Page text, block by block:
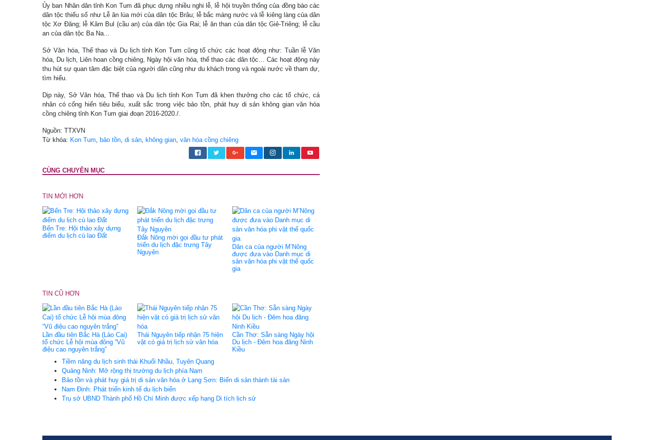
Ủy ban Nhân dân tỉnh Kon Tum đã phục dựng nhiều nghi lễ, lễ hội truyền thống của đồng bào các
dân tộc thiểu số như Lễ ăn lúa mới của dân tộc Brâu; lễ bắc máng nước và lễ kiêng làng của dân
tộc Xơ Đăng; lễ Kâm Bul (cầu an) của dân tộc Gia Rai; lễ ăn than của dân tộc Giẻ-Triêng; lễ cầu
an của dân tộc Ba Na...
Sở Văn hóa, Thể thao và Du lịch tỉnh Kon Tum cũng tổ chức các hoạt động như: Tuần lễ Văn
hóa, Du lịch, Liên hoan cồng chiêng, Ngày hội văn hóa, thể thao các dân tộc… Các hoạt động này
thu hút sự quan tâm đặc biệt của người dân cũng như du khách trong và ngoài nước về tham dự,
tìm hiểu.
Dịp này, Sở Văn hóa, Thể thao và Du lịch tỉnh Kon Tum đã khen thưởng cho các tổ chức, cá
nhân có cống hiến tiêu biểu, xuất sắc trong việc bảo tồn, phát huy di sản không gian văn hóa
cồng chiêng tỉnh Kon Tum giai đoạn 2016-2020./.
Nguồn: TTXVN
Từ khóa: Kon Tum, bảo tồn, di sản, không gian, văn hóa cồng chiêng
CÙNG CHUYÊN MỤC
TIN MỚI HƠN
Bến Tre: Hội thảo xây dựng
điểm du lịch cù lao Ðất
Đắk Nông mời gọi đầu tư phát
triển du lịch đặc trưng Tây
Nguyên
Dân ca của người M’Nông
được đưa vào Danh mục di
sản văn hóa phi vật thể quốc
gia
TIN CŨ HƠN
Lần đầu tiên Bắc Hà (Lào Cai)
tổ chức Lễ hội mùa đông “Vũ
điệu cao nguyên trắng”
Thái Nguyên tiếp nhận 75 hiện
vật có giá trị lịch sử văn hóa
Cần Thơ: Sẵn sàng Ngày hội
Du lịch - Đêm hoa đăng Ninh
Kiều
Tiềm năng du lịch sinh thái Khuổi Nhầu, Tuyên Quang
Quảng Ninh: Mở rộng thị trường du lịch phía Nam
Bảo tồn và phát huy giá trị di sản văn hóa ở Lạng Sơn: Biến di sản thành tài sản
Nam Định: Phát triển kinh tế du lịch biển
Trụ sở UBND Thành phố Hồ Chí Minh được xếp hạng Di tích lịch sử